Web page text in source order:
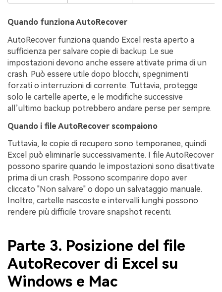
Quando funziona AutoRecover
AutoRecover funziona quando Excel resta aperto a
sufficienza per salvare copie di backup. Le sue
impostazioni devono anche essere attivate prima di un
crash. Può essere utile dopo blocchi, spegnimenti
forzati o interruzioni di corrente. Tuttavia, protegge
solo le cartelle aperte, e le modifiche successive
all’ultimo backup potrebbero andare perse per sempre.
Quando i file AutoRecover scompaiono
Tuttavia, le copie di recupero sono temporanee, quindi
Excel può eliminarle successivamente. I file AutoRecover
possono sparire quando le impostazioni sono disattivate
prima di un crash. Possono scomparire dopo aver
cliccato "Non salvare" o dopo un salvataggio manuale.
Inoltre, cartelle nascoste e intervalli lunghi possono
rendere più difficile trovare snapshot recenti.
Parte 3. Posizione del file
AutoRecover di Excel su
Windows e Mac